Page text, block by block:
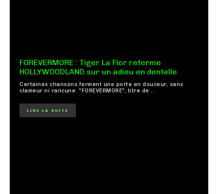
FOREVERMORE : Tiger La Flor referme
HOLLYWOODLAND sur un adieu en dentelle
Certaines chansons ferment une porte en douceur, sans
clameur ni rancune. "FOREVERMORE", titre de...
LIRE LA SUITE